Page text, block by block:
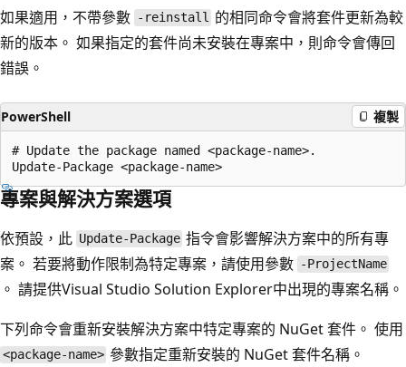
如果適用，不帶參數 -reinstall 的相同命令會將套件更新為較
新的版本。 如果指定的套件尚未安裝在專案中，則命令會傳回
錯誤。
PowerShell 複製
# Update the package named <package-name>.
專案與解決方案選項
依預設，此 Update-Package 指令會影響解決方案中的所有專
案。 若要將動作限制為特定專案，請使用參數 -ProjectName
。 請提供Visual Studio Solution Explorer中出現的專案名稱。
下列命令會重新安裝解決方案中特定專案的 NuGet 套件。 使用
<package-name> 參數指定重新安裝的 NuGet 套件名稱。